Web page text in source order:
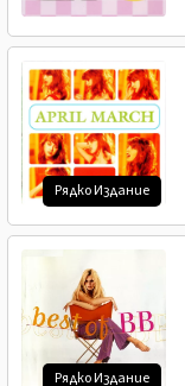
Рядко Издание
Рядко Издание